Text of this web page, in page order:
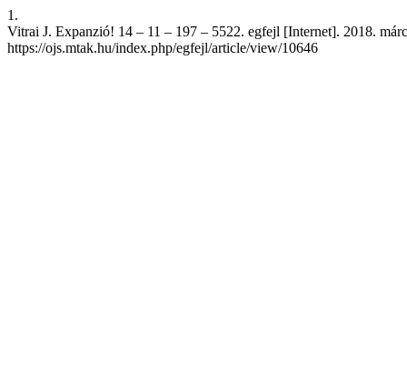
1.
Vitrai J. Expanzió! 14 – 11 – 197 – 5522. egfejl [Internet]. 2018.
https://ojs.mtak.hu/index.php/egfejl/article/view/10646